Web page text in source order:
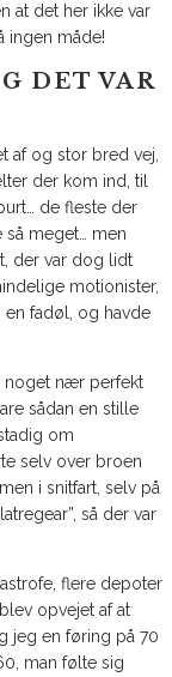
at det her ikke var
ingen måde!
DET VAR
af og stor bred vej,
der kom ind, til
de fleste der
meget… men
der var dog lidt
motionister,
fadøl, og havde
noget nær perfekt
sådan en stille
om
selv over broen
i snitfart, selv på
så der var
flere depoter
opvejet af at
jeg en føring på 70
man følte sig